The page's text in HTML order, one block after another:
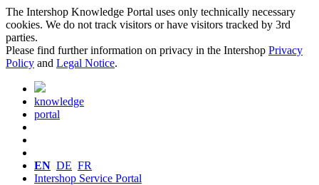
The Intershop Knowledge Portal uses only technically necessary
cookies. We do not track visitors or have visitors tracked by 3rd
parties.
Please find further information on privacy in the Intershop Privacy
Policy and Legal Notice.
knowledge
portal
EN DE FR
Intershop Service Portal